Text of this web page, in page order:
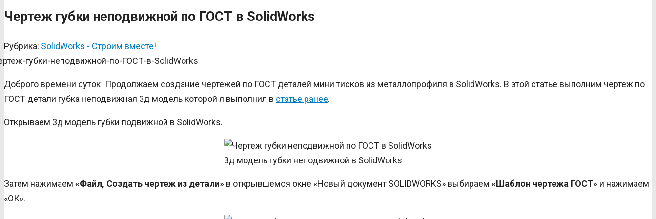
Чертеж губки неподвижной по ГОСТ в SolidWorks
Рубрика: SolidWorks - Строим вместе!
Доброго времени суток! Продолжаем создание чертежей по ГОСТ деталей мини тисков из металлопрофиля в SolidWorks. В этой статье выполним чертеж по
ГОСТ детали губка неподвижная 3д модель которой я выполнил в статье ранее.
Открываем 3д модель губки подвижной в SolidWorks.
3д модель губки неподвижной в SolidWorks
Затем нажимаем «Файл, Создать чертеж из детали» в открывшемся окне «Новый документ SOLIDWORKS» выбираем «Шаблон чертежа ГОСТ» и нажимаем
«ОК».